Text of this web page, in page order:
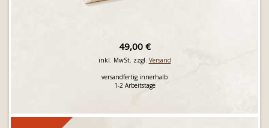
49,00 €
inkl. MwSt. zzgl. Versand
versandfertig innerhalb
1-2 Arbeitstage